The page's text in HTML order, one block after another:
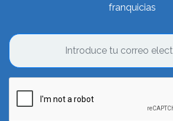
franquicias